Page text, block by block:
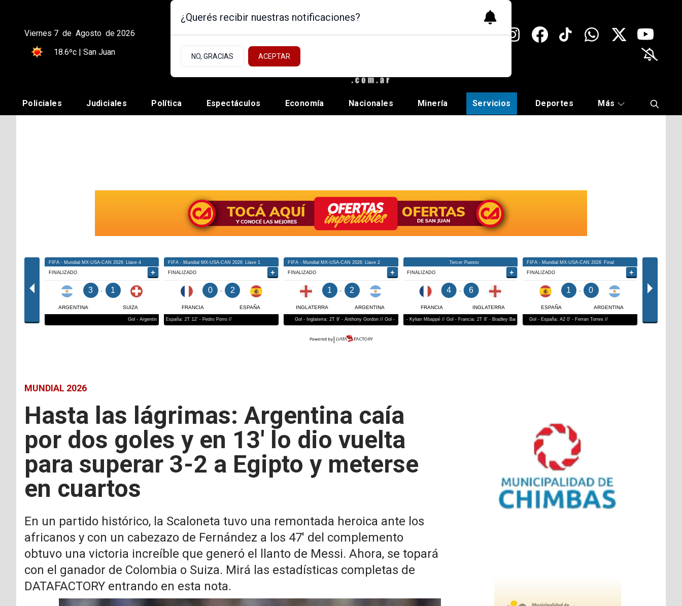
Viernes 7 de Agosto de 2026
18.6ºc | San Juan
Policiales Judiciales Política Espectáculos Economía Nacionales Minería Servicios Deportes Más
MUNDIAL 2026
Hasta las lágrimas: Argentina caía
por dos goles y en 13' lo dio vuelta
para superar 3-2 a Egipto y meterse
en cuartos
En un partido histórico, la Scaloneta tuvo una remontada heroica ante los
africanos y con un cabezazo de Fernández a los 47' del complemento
obtuvo una victoria increíble que generó el llanto de Messi. Ahora, se topará
con el ganador de Colombia o Suiza. Mirá las estadísticas completas de
DATAFACTORY entrando en esta nota.
¿Querés recibir nuestras notificaciones?
NO, GRACIAS ACEPTAR